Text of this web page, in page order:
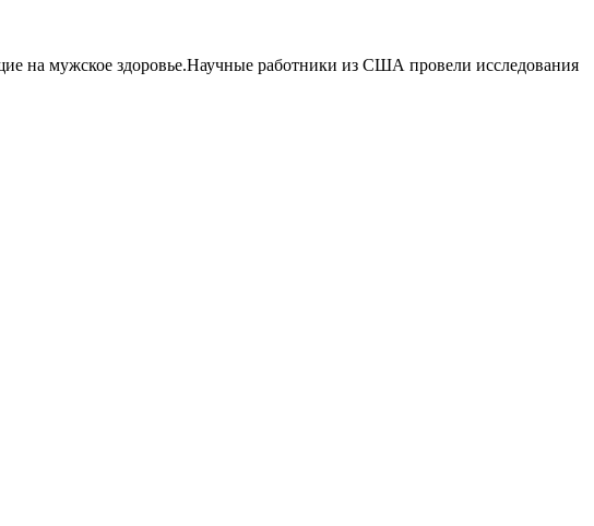
мужское здоровье.Научные работники из США провели исследования